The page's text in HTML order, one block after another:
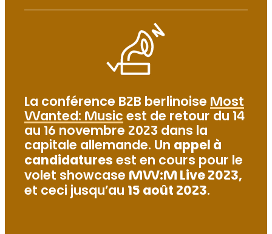
La conférence B2B berlinoise Most
Wanted: Music est de retour du 14
au 16 novembre 2023 dans la
capitale allemande. Un appel à
candidatures est en cours pour le
volet showcase MW:M Live 2023,
et ceci jusqu’au 15 août 2023.